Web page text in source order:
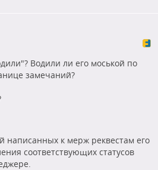
Водили ли его моськой по
замечаний?
написанных к мерж реквестам его
соответствующих статусов